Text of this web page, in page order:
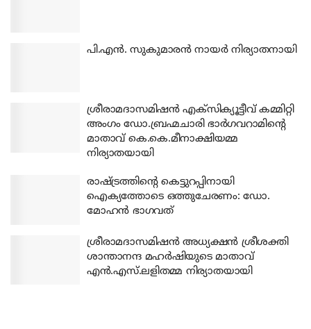
പി.എന്‍. സുകുമാരന്‍ നായര്‍ നിര്യാതനായി
ശ്രീരാമദാസമിഷന്‍ എക്‌സിക്യൂട്ടീവ് കമ്മിറ്റി
അംഗം ഡോ.ബ്രഹ്മചാരി ഭാര്‍ഗവറാമിന്റെ
മാതാവ് കെ.കെ.മീനാക്ഷിയമ്മ
നിര്യാതയായി
രാഷ്ട്രത്തിന്റെ കെട്ടുറപ്പിനായി
ഐക്യത്തോടെ ഒത്തുചേരണം: ഡോ.
മോഹന്‍ ഭാഗവത്
ശ്രീരാമദാസമിഷന്‍ അധ്യക്ഷന്‍ ശ്രീശക്തി
ശാന്താനന്ദ മഹര്‍ഷിയുടെ മാതാവ്
എന്‍.എസ്.ലളിതമ്മ നിര്യാതയായി